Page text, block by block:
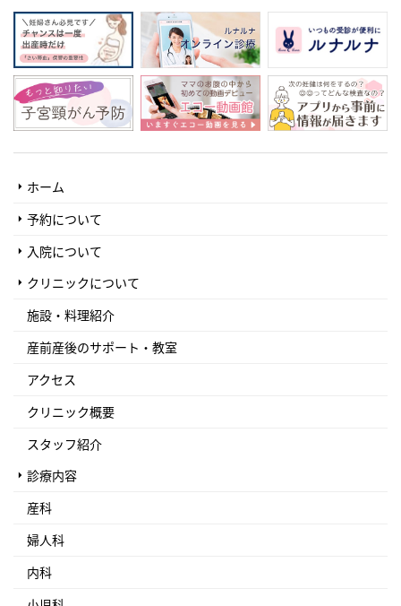
ホーム
予約について
入院について
クリニックについて
施設・料理紹介
産前産後のサポート・教室
アクセス
クリニック概要
スタッフ紹介
診療内容
産科
婦人科
内科